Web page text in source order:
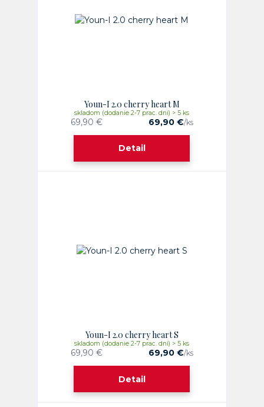
Youn-I 2.0 cherry heart M
69,90 € 69,90 €/ks
skladom (dodanie 2-7 prac. dni) > 5 ks
Detail
Youn-I 2.0 cherry heart S
69,90 € 69,90 €/ks
skladom (dodanie 2-7 prac. dni) > 5 ks
Detail